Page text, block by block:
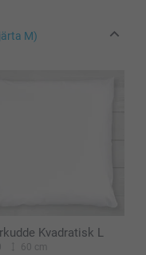
M)
Kvadratisk L
60 cm